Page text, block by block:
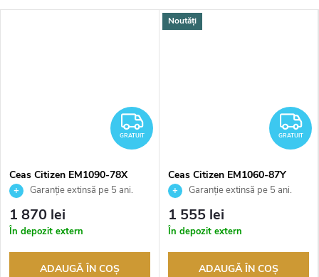
GRATUIT
GRATUIT
Ceas Citizen EM1090-78X
Garanție extinsă pe 5 ani.
Până la 100 de zile pentru
returnarea bunurilor. Vânzător
autorizat
1 870 lei
În depozit extern
ADAUGĂ ÎN COŞ
Noutăți
GRATUIT
Ceas Citizen EM1060-87Y
Garanție extinsă pe 5 ani.
Până la 100 de zile pentru
returnarea bunurilor. Vânzător
autorizat
1 555 lei
În depozit extern
ADAUGĂ ÎN COŞ